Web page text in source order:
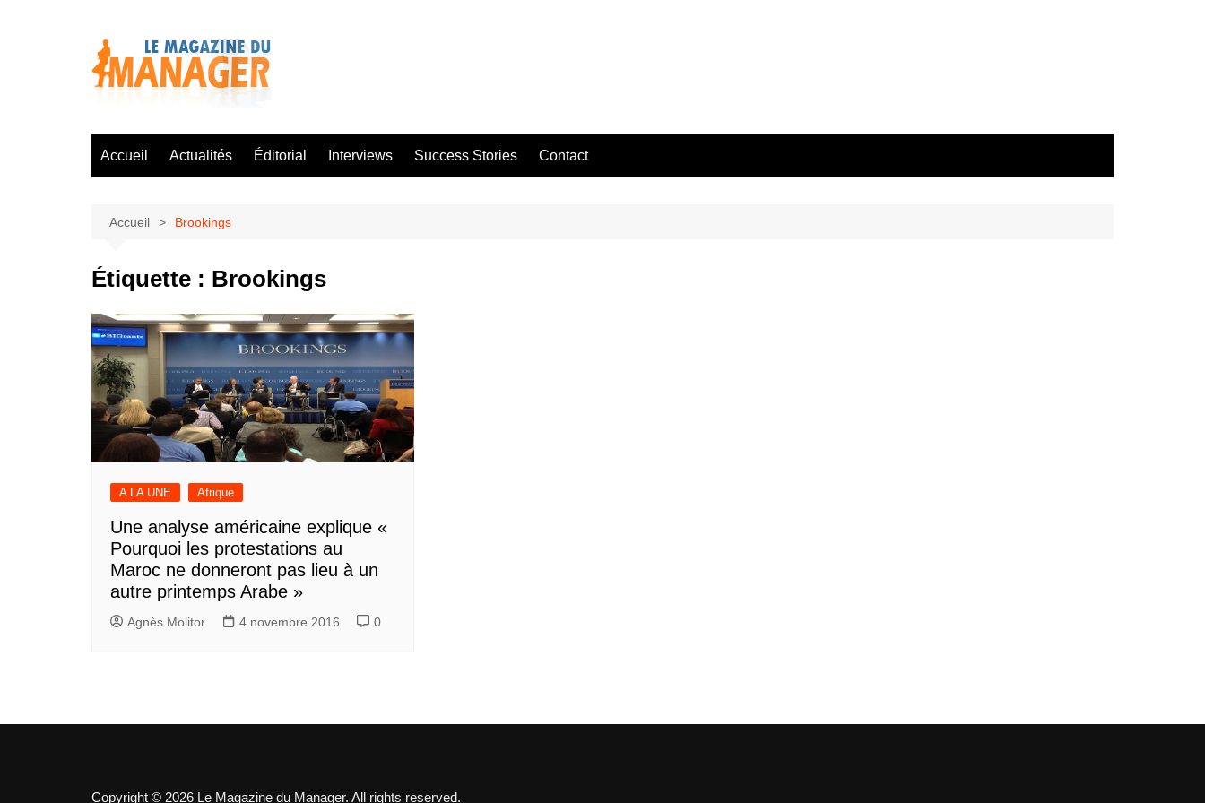
Accueil Actualités Éditorial Interviews Success Stories Contact
Accueil Brookings
Étiquette : Brookings
A LA UNE Afrique
Une analyse américaine explique «
Pourquoi les protestations au
Maroc ne donneront pas lieu à un
autre printemps Arabe »
Agnès Molitor 4 novembre 2016 0
Copyright © 2026 Le Magazine du Manager. All rights reserved.